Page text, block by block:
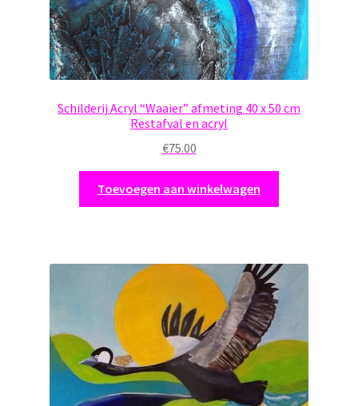
Schilderij Acryl “Waaier” afmeting 40 x 50 cm
Restafval en acryl
€75.00
Toevoegen aan winkelwagen